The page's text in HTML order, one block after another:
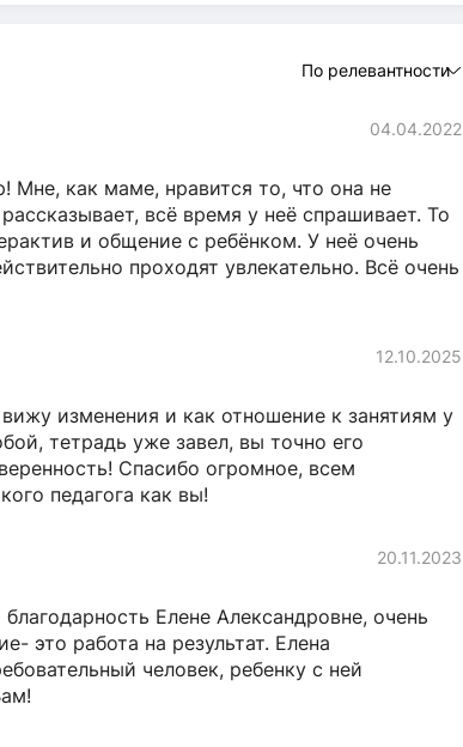
По релевантности
04.04.2022
Мне, как маме, нравится то, что она не
всё время у неё спрашивает. То
и общение с ребёнком. У неё очень
проходят увлекательно. Всё очень
12.10.2025
изменения и как отношение к занятиям у
тетрадь уже завел, вы точно его
Спасибо огромное, всем
педагога как вы!
20.11.2023
Елене Александровне, очень
это работа на результат. Елена
человек, ребенку с ней